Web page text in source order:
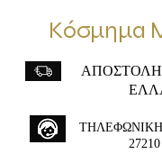
Κόσμημα
ΑΠΟΣΤΟΛΗ